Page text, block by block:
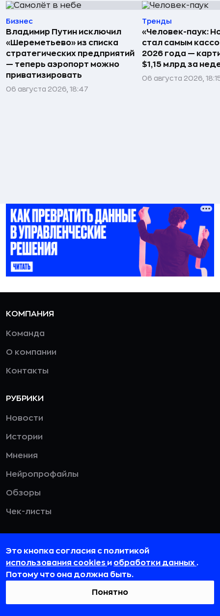
Бизнес
Владимир Путин исключил
«Шереметьево» из списка
стратегических предприятий
— теперь аэропорт можно
приватизировать
06 августа 2026, 18:47
Тренды
«Человек-паук:
стал самым
2026 года —
$1,15 млрд за
06 августа 2026,
КОМПАНИЯ
Команда
О компании
Контакты
РУБРИКИ
Новости
Истории
Мнения
Нейропрофайлы
Обзоры
Чек-листы
Искусственный интеллект
Это кнопка согласия с политикой
использования cookies и обработки данных .
Потому что она должна быть.
Понятно